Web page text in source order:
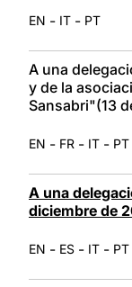
EN - IT - PT
A una
y de la
Sansabri"(13
EN - FR - IT - PT
A una
diciembre de
EN - ES - IT - PT